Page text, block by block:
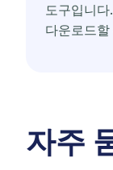
도구입니
다운로드
자주